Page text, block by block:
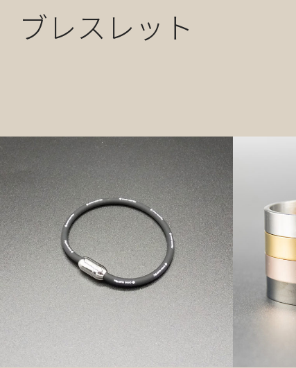
ブレスレット